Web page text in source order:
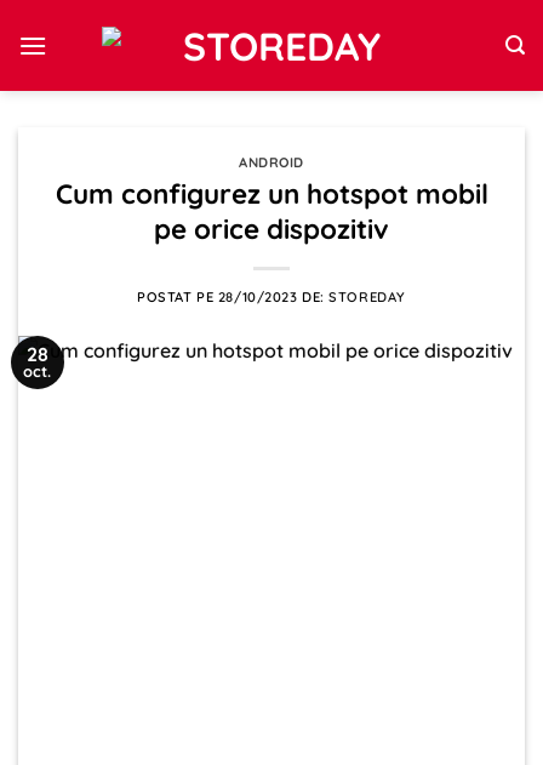
ANDROID
Cum configurez un hotspot mobil
pe orice dispozitiv
POSTAT PE 28/10/2023 DE:STOREDAY
28
oct.